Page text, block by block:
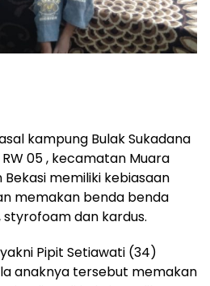
kampung Bulak Sukadana
05 , kecamatan Muara
memiliki kebiasaan
memakan benda benda
dan kardus.
Pipit Setiawati (34)
anaknya tersebut memakan